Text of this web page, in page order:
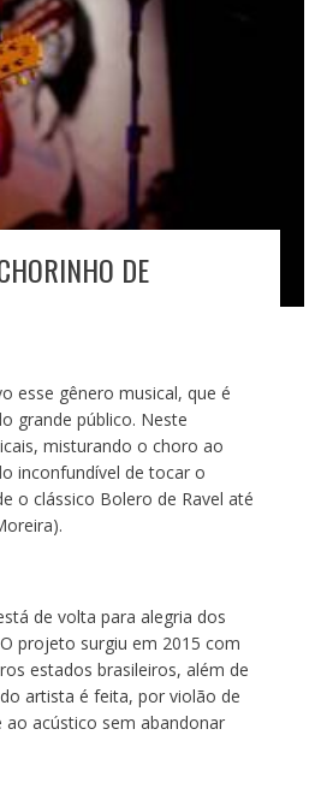
DE
esse gênero musical, que é
grande público. Neste
misturando o choro ao
inconfundível de tocar o
o clássico Bolero de Ravel até
de volta para alegria dos
projeto surgiu em 2015 com
estados brasileiros, além de
artista é feita, por violão de
ao acústico sem abandonar